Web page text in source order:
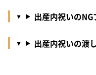
出産内祝いのNG
出産内祝いの渡